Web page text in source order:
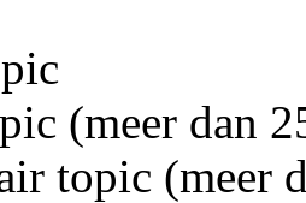
(meer dan
topic (meer